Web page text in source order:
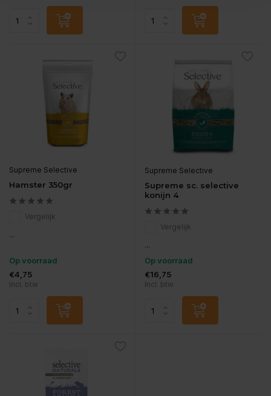
Supreme Selective
Hamster 350gr
Vergelijk
...
Op voorraad
€4,75
Incl. btw
Supreme Selective
Supreme sc. selective
konijn 4
Vergelijk
...
Op voorraad
€16,75
Incl. btw